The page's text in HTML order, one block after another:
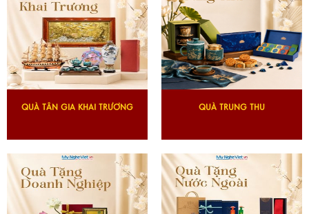
QUÀ TÂN GIA KHAI TRƯƠNG QUÀ TRUNG THU